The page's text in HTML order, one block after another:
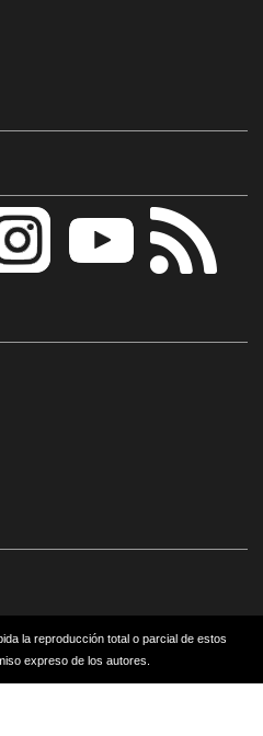
la reproducción total o parcial de estos
expreso de los autores.